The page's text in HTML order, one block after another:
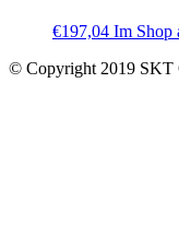
€197,04 Im Shop
© Copyright 2019 SKT